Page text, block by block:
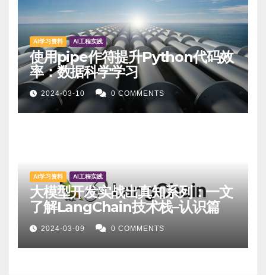
AI学习资料 AI工程实践
使用pipe作符提升Python代码效
率：数据科学学习
2024-03-10 0 COMMENTS
AI学习资料 AI工程实践
大模型开发实战出真知系列：一文
了解LangChain技术栈–认识篇
2024-03-09 0 COMMENTS